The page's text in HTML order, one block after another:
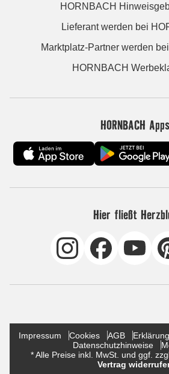
HORNBACH
Lieferant werden bei
Marktplatz-Partner werden
HORNBACH
HORNBACH Apps
Hier fließt
Impressum Cookies AGB
Datenschutzhinweise
* Alle Preise inkl. MwSt. und ggf.
Vertrag